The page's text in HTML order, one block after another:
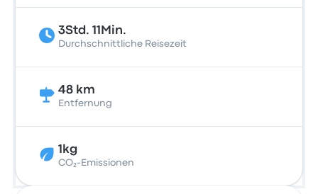
3Std. 11Min.
Durchschnittliche Reisezeit
48 km
Entfernung
1kg
CO₂-Emissionen